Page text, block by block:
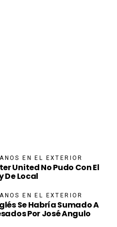
EN EL EXTERIOR
United No Pudo Con El
De Local
EN EL EXTERIOR
Se Habría Sumado A
Por José Angulo